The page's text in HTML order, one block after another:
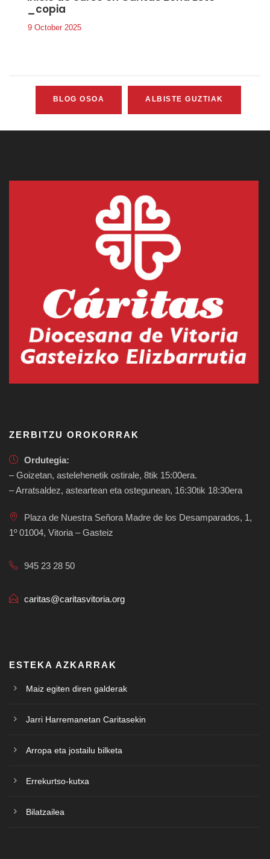
_copia
9 October 2025
BLOG OSOA ALBISTE GUZTIAK
ZERBITZU OROKORRAK
Ordutegia:
– Goizetan, astelehenetik ostirale, 8tik 15:00era.
– Arratsaldez, asteartean eta ostegunean, 16:30tik 18:30era
Plaza de Nuestra Señora Madre de los Desamparados, 1,
1º 01004, Vitoria – Gasteiz
945 23 28 50
caritas@caritasvitoria.org
ESTEKA AZKARRAK
Maiz egiten diren galderak
Jarri Harremanetan Caritasekin
Arropa eta jostailu bilketa
Errekurtso-kutxa
Bilatzailea